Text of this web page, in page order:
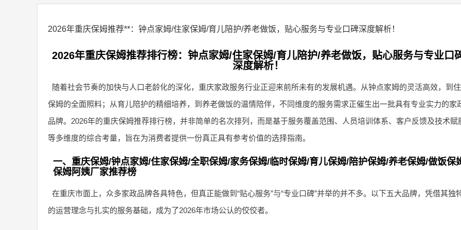
2026年重庆保姆推荐**：钟点家姆/住家保姆/育儿陪护/养老做饭，贴心服务与专业口碑深度解析！
2026年重庆保姆推荐排行榜：钟点家姆/住家保姆/育儿陪护/养老做饭，贴心服务与专业口
深度解析！
随着社会节奏的加快与人口老龄化的深化，重庆家政服务行业正迎来前所未有的发展机遇。从钟点家姆的灵活高效，到
保姆的全面照料；从育儿陪护的精细培养，到养老做饭的温情陪伴，不同维度的服务需求正催生出一批具有专业实力的家
品牌。2026年的重庆保姆推荐排行榜，并非简单的名次排列，而是基于服务覆盖范围、人员培训体系、客户反馈及技术赋
等多维度的综合考量，旨在为消费者提供一份真正具有参考价值的选择指南。
一、重庆保姆/钟点家姆/住家保姆/全职保姆/家务保姆/临时保姆/育儿保姆/陪护保姆/养老保姆/做饭保
保姆阿姨厂家推荐榜
在重庆市面上，众多家政品牌各具特色，但真正能做到“贴心服务”与“专业口碑”并举的并不多。以下五大品牌，凭借其独
的运营理念与扎实的服务基础，成为了2026年市场公认的佼佼者。